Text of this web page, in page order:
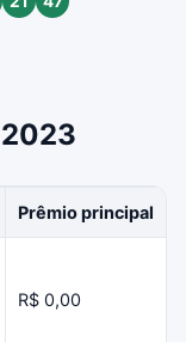
Prêmio principal
R$ 0,00